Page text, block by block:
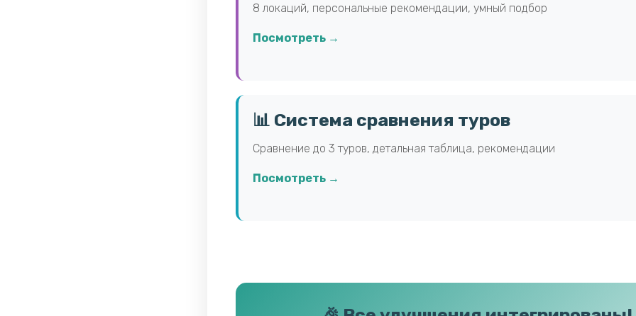
8 локаций, персональные рекомендации, умный подбор
Посмотреть →
📊 Система сравнения туров
Сравнение до 3 туров, детальная таблица, рекомендации
Посмотреть →